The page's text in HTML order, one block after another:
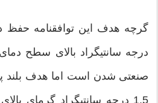
درجه سانتیگراد بالای سطح
صنعتی شدن است اما هدف بلند
1.5 درجه سانتیگراد گرمای